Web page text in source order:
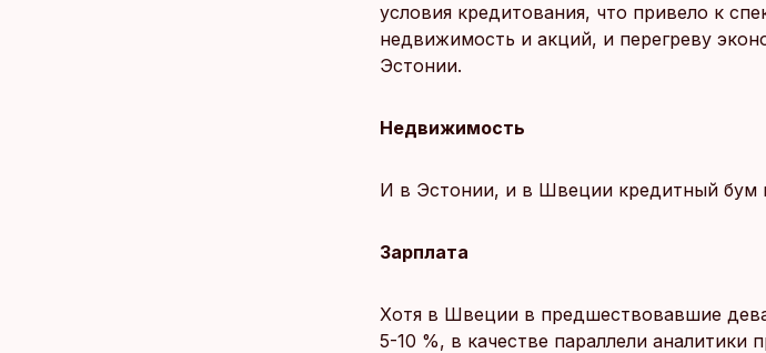
условия кредитования, что привело к
недвижимость и акций, и перегреву
Эстонии.
Недвижимость
И в Эстонии, и в Швеции кредитный бум
Зарплата
Хотя в Швеции в предшествовавшие
5-10 %, в качестве параллели аналитики